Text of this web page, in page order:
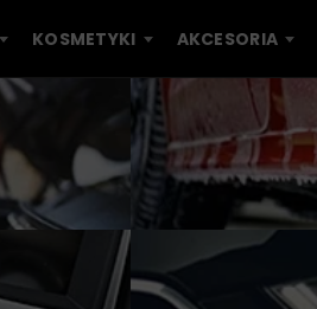
KOSMETYKI AKCESORIA